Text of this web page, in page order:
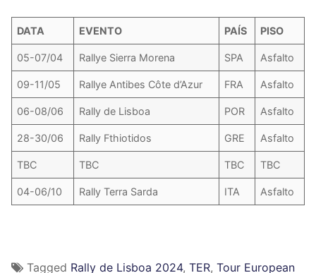
DATA EVENTO PAÍS PISO
05-07/04 Rallye Sierra Morena SPA Asfalto
09-11/05 Rallye Antibes Côte d’Azur FRA Asfalto
06-08/06 Rally de Lisboa POR Asfalto
28-30/06 Rally Fthiotidos GRE Asfalto
TBC TBC TBC TBC
04-06/10 Rally Terra Sarda ITA Asfalto
Tagged Rally de Lisboa 2024, TER, Tour European